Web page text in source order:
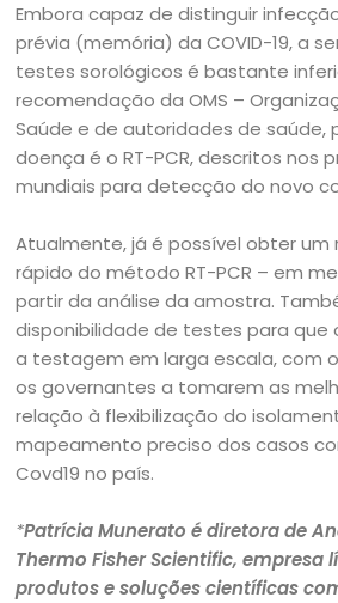
Embora capaz de distinguir
prévia (memória) da COVID-19, a
testes sorológicos é bastante
recomendação da OMS –
Saúde e de autoridades de saúde,
doença é o RT-PCR, descritos nos
mundiais para detecção do novo
Atualmente, já é possível obter
rápido do método RT-PCR – em
partir da análise da amostra.
disponibilidade de testes para que
a testagem em larga escala, com
os governantes a tomarem as
relação à flexibilização do
mapeamento preciso dos casos
Covd19 no país.
*Patrícia Munerato é diretora de
Thermo Fisher Scientific, empresa
produtos e soluções científicas